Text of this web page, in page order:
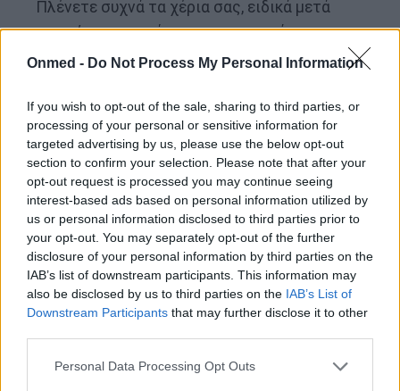
Onmed - Do Not Process My Personal Information
If you wish to opt-out of the sale, sharing to third parties, or
processing of your personal or sensitive information for
targeted advertising by us, please use the below opt-out
section to confirm your selection. Please note that after your
opt-out request is processed you may continue seeing
interest-based ads based on personal information utilized by
us or personal information disclosed to third parties prior to
your opt-out. You may separately opt-out of the further
disclosure of your personal information by third parties on the
IAB’s list of downstream participants. This information may
also be disclosed by us to third parties on the IAB’s List of
Downstream Participants that may further disclose it to other
Personal Data Processing Opt Outs
Πλένετε συχνά τα χέρια σας, ειδικά μετά
τη χρήση του μπάνιου και πριν από το
φαγητό, για να αποτρέψετε την εξάπλωση